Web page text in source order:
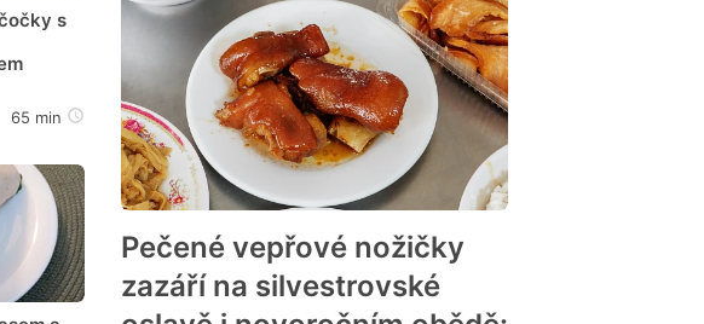
s
nebyl hodnocen
65 min
Pečené vepřové nožičky
zazáří na silvestrovské